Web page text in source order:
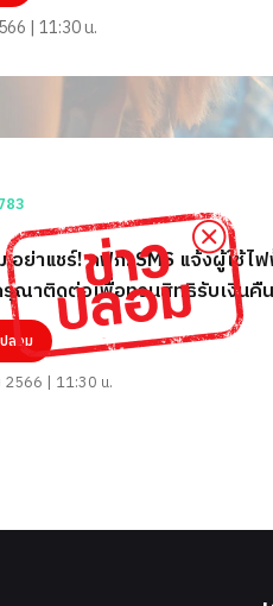
| 11:30 น.
อย่าแชร์! กฟภ. SMS แจ้งผู้ใช้ไ
ณาติดต่อเพื่อทวนสิทธิรับเงินคื
. 66 จำนวน 3 เดือน
ลอม
2566 | 11:30 น.